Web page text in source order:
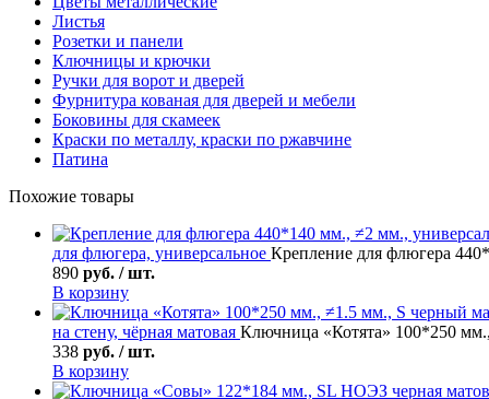
Листья
Розетки и панели
Ключницы и крючки
Ручки для ворот и дверей
Фурнитура кованая для дверей и мебели
Боковины для скамеек
Краски по металлу, краски по ржавчине
Патина
Похожие товары
для флюгера, универсальное Крепление для флюгера
890 руб. / шт.
В корзину
на стену, чёрная матовая Ключница «Котята» 100*250
338 руб. / шт.
В корзину